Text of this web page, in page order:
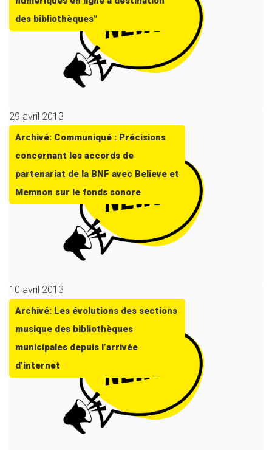
des bibliothèques”
29 avril 2013
Archivé: Communiqué : Précisions
concernant les accords de
partenariat de la BNF avec Believe et
Memnon sur le fonds sonore
10 avril 2013
Archivé: Les évolutions des sections
musique des bibliothèques
municipales depuis l’arrivée
d’internet